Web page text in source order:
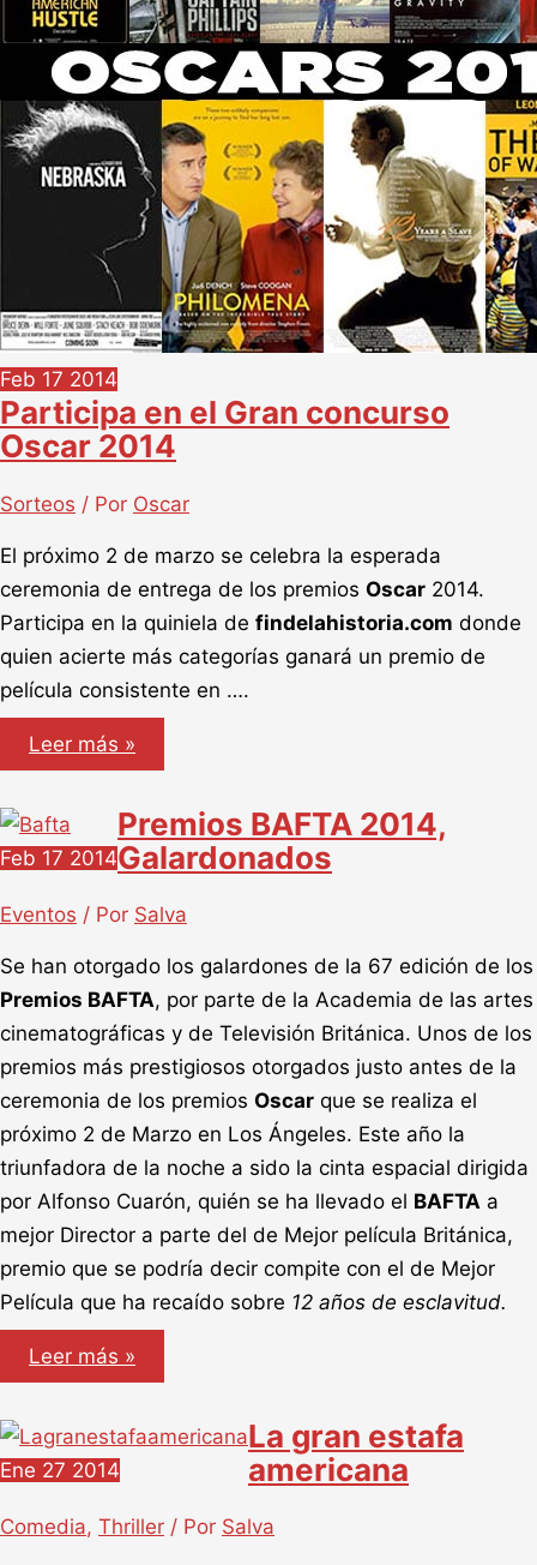
Feb 17 2014
Participa en el Gran concurso
Oscar 2014
Sorteos / Por Oscar
El próximo 2 de marzo se celebra la esperada
ceremonia de entrega de los premios Oscar 2014.
Participa en la quiniela de findelahistoria.com donde
quien acierte más categorías ganará un premio de
película consistente en ….
Participa
en
el
concurso
Oscar
2014
Leer más »
Feb 17 2014
Premios BAFTA 2014,
Galardonados
Eventos / Por Salva
Se han otorgado los galardones de la 67 edición de los
Premios BAFTA, por parte de la Academia de las artes
cinematográficas y de Televisión Británica. Unos de los
premios más prestigiosos otorgados justo antes de la
ceremonia de los premios Oscar que se realiza el
próximo 2 de Marzo en Los Ángeles. Este año la
triunfadora de la noche a sido la cinta espacial dirigida
por Alfonso Cuarón, quién se ha llevado el BAFTA a
mejor Director a parte del de Mejor película Británica,
premio que se podría decir compite con el de Mejor
Película que ha recaído sobre 12 años de esclavitud.
Premios
BAFTA
2014,
Leer más »
Ene 27 2014
La gran estafa
americana
Comedia, Thriller / Por Salva